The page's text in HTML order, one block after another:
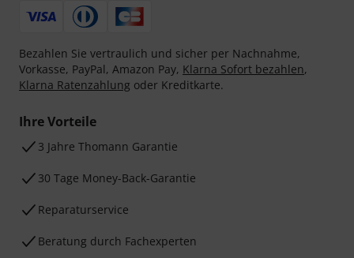
Bezahlen Sie vertraulich und sicher per Nachnahme,
Vorkasse, PayPal, Amazon Pay, Klarna Sofort bezahlen,
Klarna Ratenzahlung oder Kreditkarte.
Ihre Vorteile
3 Jahre Thomann Garantie
30 Tage Money-Back-Garantie
Reparaturservice
Beratung durch Fachexperten